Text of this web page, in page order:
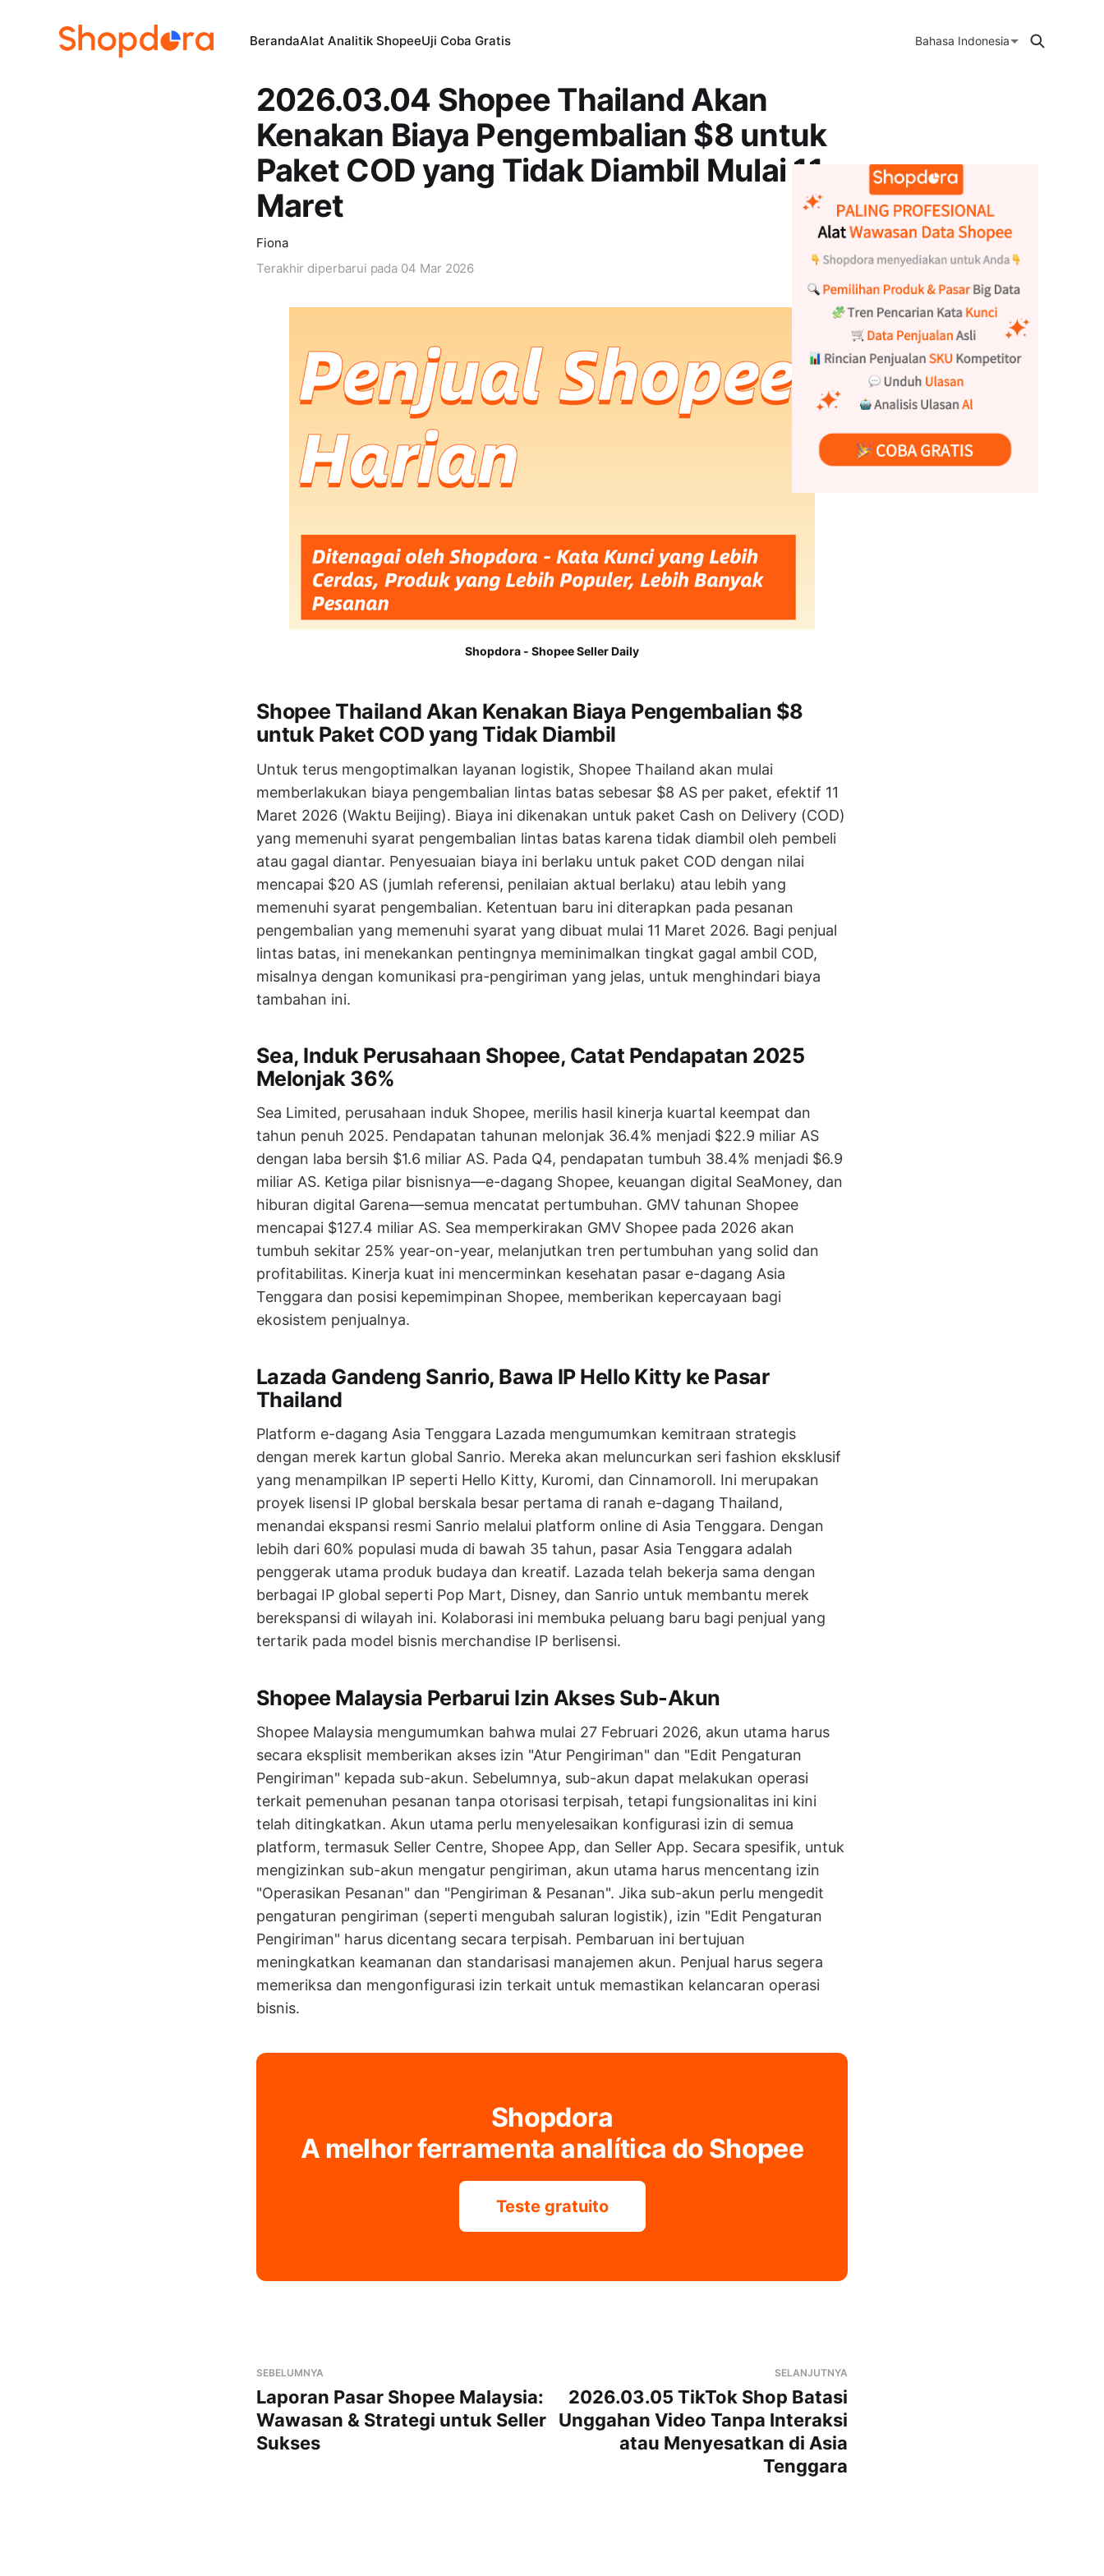
BerandaAlat Analitik ShopeeUji Coba Gratis Bahasa Indonesia
2026.03.04 Shopee Thailand Akan
Kenakan Biaya Pengembalian $8 untuk
Paket COD yang Tidak Diambil Mulai 11
Maret
Fiona
Terakhir diperbarui pada 04 Mar 2026
Shopdora - Shopee Seller Daily
Shopee Thailand Akan Kenakan Biaya Pengembalian $8
untuk Paket COD yang Tidak Diambil
Untuk terus mengoptimalkan layanan logistik, Shopee Thailand akan mulai
memberlakukan biaya pengembalian lintas batas sebesar $8 AS per paket, efektif 11
Maret 2026 (Waktu Beijing). Biaya ini dikenakan untuk paket Cash on Delivery (COD)
yang memenuhi syarat pengembalian lintas batas karena tidak diambil oleh pembeli
atau gagal diantar. Penyesuaian biaya ini berlaku untuk paket COD dengan nilai
mencapai $20 AS (jumlah referensi, penilaian aktual berlaku) atau lebih yang
memenuhi syarat pengembalian. Ketentuan baru ini diterapkan pada pesanan
pengembalian yang memenuhi syarat yang dibuat mulai 11 Maret 2026. Bagi penjual
lintas batas, ini menekankan pentingnya meminimalkan tingkat gagal ambil COD,
misalnya dengan komunikasi pra-pengiriman yang jelas, untuk menghindari biaya
tambahan ini.
Sea, Induk Perusahaan Shopee, Catat Pendapatan 2025
Melonjak 36%
Sea Limited, perusahaan induk Shopee, merilis hasil kinerja kuartal keempat dan
tahun penuh 2025. Pendapatan tahunan melonjak 36.4% menjadi $22.9 miliar AS
dengan laba bersih $1.6 miliar AS. Pada Q4, pendapatan tumbuh 38.4% menjadi $6.9
miliar AS. Ketiga pilar bisnisnya—e-dagang Shopee, keuangan digital SeaMoney, dan
hiburan digital Garena—semua mencatat pertumbuhan. GMV tahunan Shopee
mencapai $127.4 miliar AS. Sea memperkirakan GMV Shopee pada 2026 akan
tumbuh sekitar 25% year-on-year, melanjutkan tren pertumbuhan yang solid dan
profitabilitas. Kinerja kuat ini mencerminkan kesehatan pasar e-dagang Asia
Tenggara dan posisi kepemimpinan Shopee, memberikan kepercayaan bagi
ekosistem penjualnya.
Lazada Gandeng Sanrio, Bawa IP Hello Kitty ke Pasar
Thailand
Platform e-dagang Asia Tenggara Lazada mengumumkan kemitraan strategis
dengan merek kartun global Sanrio. Mereka akan meluncurkan seri fashion eksklusif
yang menampilkan IP seperti Hello Kitty, Kuromi, dan Cinnamoroll. Ini merupakan
proyek lisensi IP global berskala besar pertama di ranah e-dagang Thailand,
menandai ekspansi resmi Sanrio melalui platform online di Asia Tenggara. Dengan
lebih dari 60% populasi muda di bawah 35 tahun, pasar Asia Tenggara adalah
penggerak utama produk budaya dan kreatif. Lazada telah bekerja sama dengan
berbagai IP global seperti Pop Mart, Disney, dan Sanrio untuk membantu merek
berekspansi di wilayah ini. Kolaborasi ini membuka peluang baru bagi penjual yang
tertarik pada model bisnis merchandise IP berlisensi.
Shopee Malaysia Perbarui Izin Akses Sub-Akun
Shopee Malaysia mengumumkan bahwa mulai 27 Februari 2026, akun utama harus
secara eksplisit memberikan akses izin "Atur Pengiriman" dan "Edit Pengaturan
Pengiriman" kepada sub-akun. Sebelumnya, sub-akun dapat melakukan operasi
terkait pemenuhan pesanan tanpa otorisasi terpisah, tetapi fungsionalitas ini kini
telah ditingkatkan. Akun utama perlu menyelesaikan konfigurasi izin di semua
platform, termasuk Seller Centre, Shopee App, dan Seller App. Secara spesifik, untuk
mengizinkan sub-akun mengatur pengiriman, akun utama harus mencentang izin
"Operasikan Pesanan" dan "Pengiriman & Pesanan". Jika sub-akun perlu mengedit
pengaturan pengiriman (seperti mengubah saluran logistik), izin "Edit Pengaturan
Pengiriman" harus dicentang secara terpisah. Pembaruan ini bertujuan
meningkatkan keamanan dan standarisasi manajemen akun. Penjual harus segera
memeriksa dan mengonfigurasi izin terkait untuk memastikan kelancaran operasi
bisnis.
Shopdora
A melhor ferramenta analítica do Shopee
Teste gratuito
SEBELUMNYA
Laporan Pasar Shopee Malaysia:
Wawasan & Strategi untuk Seller
Sukses
SELANJUTNYA
2026.03.05 TikTok Shop Batasi
Unggahan Video Tanpa Interaksi
atau Menyesatkan di Asia
Tenggara